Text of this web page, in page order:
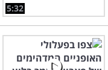
5:32